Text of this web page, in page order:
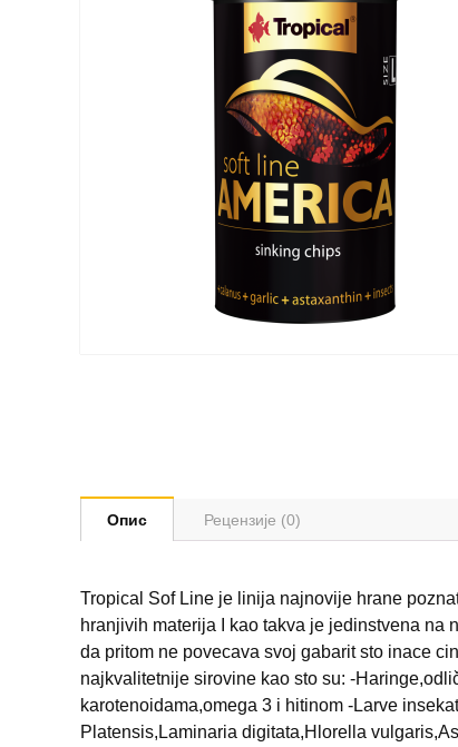
Опис Рецензије (0)
Tropical Sof Line je linija najnovije hrane
hranjivih materija I kao takva je jedinstvena
da pritom ne povecava svoj gabarit sto inace
najkvalitetnije sirovine kao sto su: -
karotenoidama,omega 3 i hitinom -Larve
Platensis,Laminaria digitata,Hlorella